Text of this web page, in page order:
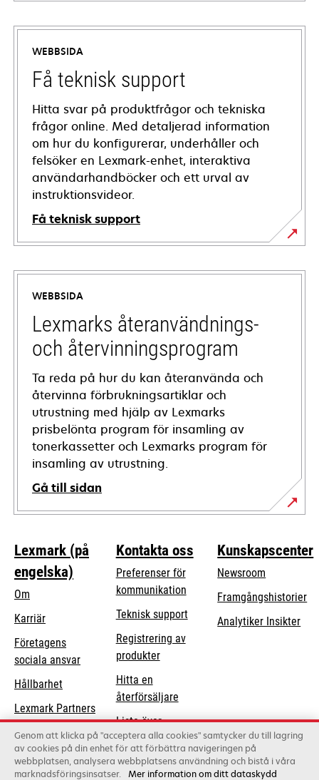
WEBBSIDA
Få teknisk support
Hitta svar på produktfrågor och tekniska
frågor online. Med detaljerad information
om hur du konfigurerar, underhåller och
felsöker en Lexmark-enhet, interaktiva
användarhandböcker och ett urval av
instruktionsvideor.
Få teknisk support
opens
in
new
tab
WEBBSIDA
Lexmarks återanvändnings-
och återvinningsprogram
Ta reda på hur du kan återanvända och
återvinna förbrukningsartiklar och
utrustning med hjälp av Lexmarks
prisbelönta program för insamling av
tonerkassetter och Lexmarks program för
insamling av utrustning.
Gå till sidan
Lexmark (på
engelska)
Om
Karriär
Företagens
sociala ansvaropens
new
Hållbarhet
Lexmark Partners
Kontakta oss
Preferenser för
kommunikation
Teknisk supportopens
Registrering av
produkter
Hitta en
återförsäljare
Lista över
grossister
Kunskapscenter
Newsroom
Framgångshistorier
Analytiker Insikter
Genom att klicka på "acceptera alla cookies" samtycker du till lagring
av cookies på din enhet för att förbättra navigeringen på
webbplatsen, analysera webbplatsens användning och bistå i våra
marknadsföringsinsatser. Mer information om ditt dataskydd